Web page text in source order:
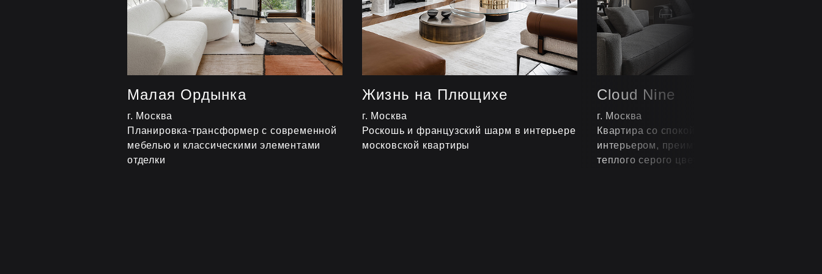
Малая Ордынка
г. Москва
Планировка-трансформер с современной
мебелью и классическими элементами
отделки
Жизнь на Плющихе
г. Москва
Роскошь и французский шарм в интерьере
московской квартиры
Cloud Nine
г. Москва
Квартира со спокойным и сдержанным
интерьером, преимущественно, в оттенках
теплого серого цвета